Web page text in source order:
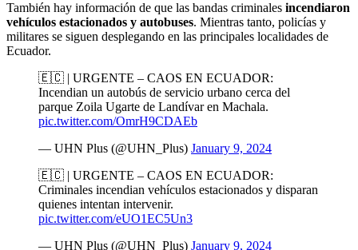
También hay información de que las bandas criminales incendiaron
vehículos estacionados y autobuses. Mientras tanto, policías y
militares se siguen desplegando en las principales localidades de
Ecuador.
🇪🇨 | URGENTE – CAOS EN ECUADOR:
Incendian un autobús de servicio urbano cerca del
parque Zoila Ugarte de Landívar en Machala.
pic.twitter.com/OmrH9CDAEb
— UHN Plus (@UHN_Plus) January 9, 2024
🇪🇨 | URGENTE – CAOS EN ECUADOR:
Criminales incendian vehículos estacionados y disparan
quienes intentan intervenir.
pic.twitter.com/eUO1EC5Un3
— UHN Plus (@UHN_Plus) January 9, 2024